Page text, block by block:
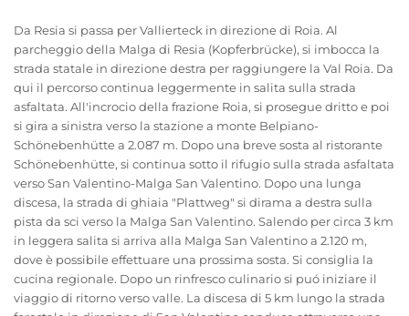
Da Resia si passa per Vallierteck in direzione di Roia. Al
parcheggio della Malga di Resia (Kopferbrücke), si imbocca la
strada statale in direzione destra per raggiungere la Val Roia. Da
qui il percorso continua leggermente in salita sulla strada
asfaltata. All'incrocio della frazione Roia, si prosegue dritto e poi
si gira a sinistra verso la stazione a monte Belpiano-
Schönebenhütte a 2.087 m. Dopo una breve sosta al ristorante
Schönebenhütte, si continua sotto il rifugio sulla strada asfaltata
verso San Valentino-Malga San Valentino. Dopo una lunga
discesa, la strada di ghiaia "Plattweg" si dirama a destra sulla
pista da sci verso la Malga San Valentino. Salendo per circa 3 km
in leggera salita si arriva alla Malga San Valentino a 2.120 m,
dove è possibile effettuare una prossima sosta. Si consiglia la
cucina regionale. Dopo un rinfresco culinario si puó iniziare il
viaggio di ritorno verso valle. La discesa di 5 km lungo la strada